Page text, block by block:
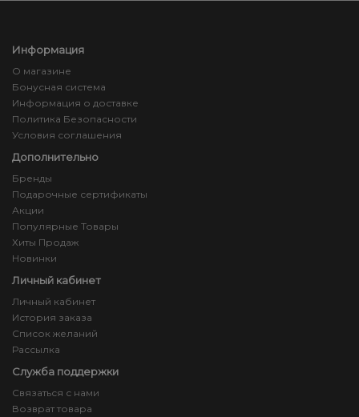
Информация
О магазине
Бонусная система
Информация о доставке
Политика Безопасности
Условия соглашения
Дополнительно
Бренды
Подарочные сертификаты
Акции
Популярные Товары
Хиты Продаж
Новинки
Личный кабинет
Личный кабинет
История заказа
Список желаний
Рассылка
Служба поддержки
Связаться с нами
Возврат товара